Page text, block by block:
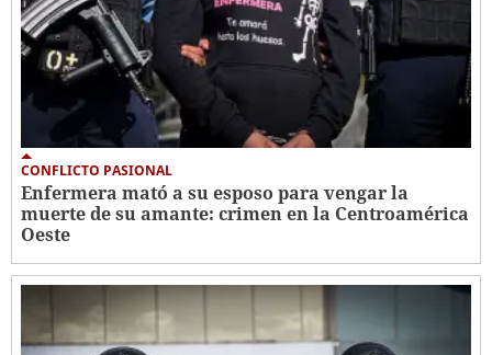
CONFLICTO PASIONAL
Enfermera mató a su esposo para vengar la
muerte de su amante: crimen en la Centroamérica
Oeste